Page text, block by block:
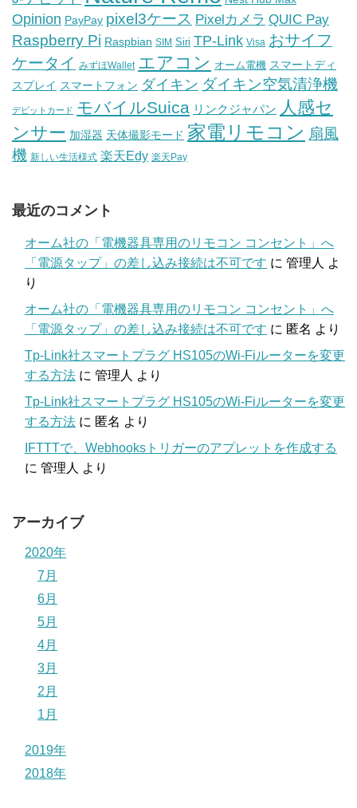
Opinion PayPay pixel3ケース Pixelカメラ QUIC Pay
Raspberry Pi Raspbian SIM Siri TP-Link Visa おサイフ
ケータイ みずほWallet エアコン オーム電機 スマートディ
スプレイ スマートフォン ダイキン ダイキン空気清浄機
デビットカード モバイルSuica リンクジャパン 人感セ
ンサー 加湿器 天体撮影モード 家電リモコン 扇風
機 新しい生活様式 楽天Edy 楽天Pay
最近のコメント
オーム社の「電機器具専用のリモコン コンセント」へ
「電源タップ」の差し込み接続は不可です に 管理人 よ
り
オーム社の「電機器具専用のリモコン コンセント」へ
「電源タップ」の差し込み接続は不可です に 匿名 より
Tp-Link社スマートプラグ HS105のWi-Fiルーターを変更
する方法 に 管理人 より
Tp-Link社スマートプラグ HS105のWi-Fiルーターを変更
する方法 に 匿名 より
IFTTTで、Webhooksトリガーのアプレットを作成する
に 管理人 より
アーカイブ
2020年
7月
6月
5月
4月
3月
2月
1月
2019年
2018年